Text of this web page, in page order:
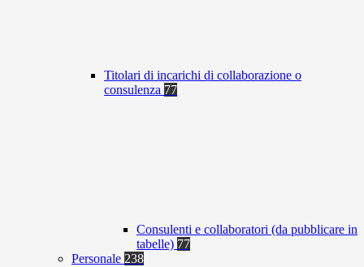
Titolari di incarichi di collaborazione o
consulenza 77
Consulenti e collaboratori (da pubblicare in
tabelle) 77
Personale 238